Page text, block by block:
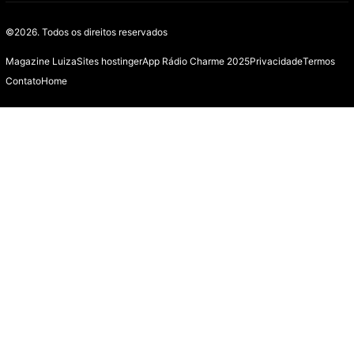
©2026. Todos os direitos reservados
Magazine LuizaSites hostingerApp Rádio Charme 2025PrivacidadeTermos
ContatoHome